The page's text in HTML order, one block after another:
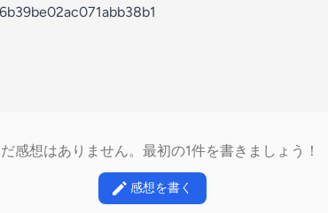
だ感想はありません。最初の1件を書きましょう！
感想を書く